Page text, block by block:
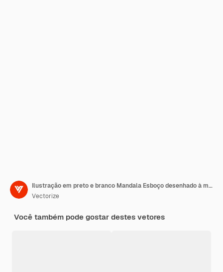
Ilustração em preto e branco Mandala Esboço desenhado à mão Mandala
Vectorize
Você também pode gostar destes vetores